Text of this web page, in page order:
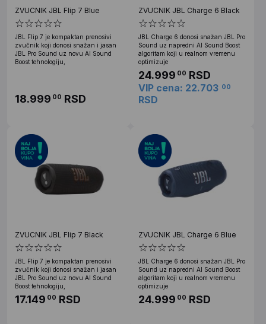
ZVUCNIK JBL Flip 7 Blue
JBL Flip 7 je kompaktan prenosivi
zvučnik koji donosi snažan i jasan
JBL Pro Sound uz novu AI Sound
Boost tehnologiju,
18.999 00 RSD
ZVUCNIK JBL Charge 6 Black
JBL Charge 6 donosi snažan JBL Pro
Sound uz napredni AI Sound Boost
algoritam koji u realnom vremenu
optimizuje
24.999 00 RSD
VIP cena: 22.703 00
RSD
ZVUCNIK JBL Flip 7 Black
JBL Flip 7 je kompaktan prenosivi
zvučnik koji donosi snažan i jasan
JBL Pro Sound uz novu AI Sound
Boost tehnologiju,
17.149 00 RSD
ZVUCNIK JBL Charge 6 Blue
JBL Charge 6 donosi snažan JBL Pro
Sound uz napredni AI Sound Boost
algoritam koji u realnom vremenu
optimizuje
24.999 00 RSD